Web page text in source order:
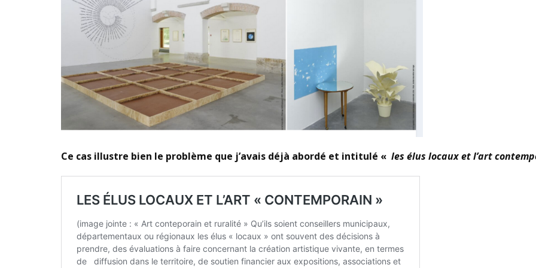
Ce cas illustre bien le problème que j’avais déjà abordé et intitulé « les élus locaux et l’art